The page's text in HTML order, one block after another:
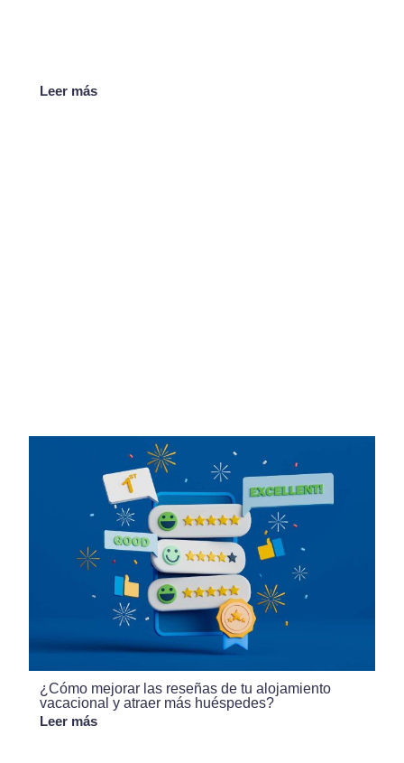
Leer más
¿Cómo mejorar las reseñas de tu alojamiento
vacacional y atraer más huéspedes?
Leer más